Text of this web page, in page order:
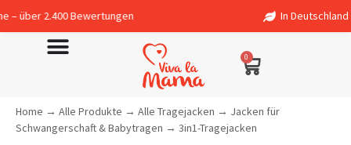
Bewertungen In Deutschland entworfen
0
Home → Alle Produkte → Alle Tragejacken → Jacken für
Schwangerschaft & Babytragen → 3in1-Tragejacken